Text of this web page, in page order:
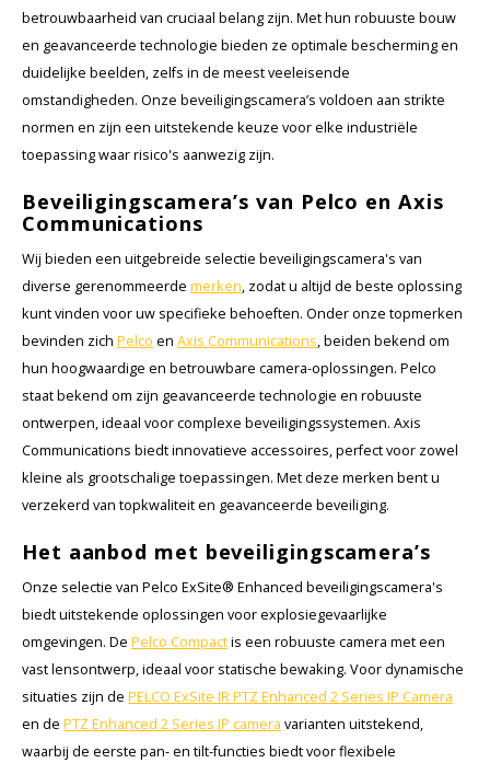
betrouwbaarheid van cruciaal belang zijn. Met hun robuuste bouw
en geavanceerde technologie bieden ze optimale bescherming en
duidelijke beelden, zelfs in de meest veeleisende
omstandigheden. Onze beveiligingscamera’s voldoen aan strikte
normen en zijn een uitstekende keuze voor elke industriële
toepassing waar risico's aanwezig zijn.
Beveiligingscamera’s van Pelco en Axis
Communications
Wij bieden een uitgebreide selectie beveiligingscamera's van
diverse gerenommeerde merken, zodat u altijd de beste oplossing
kunt vinden voor uw specifieke behoeften. Onder onze topmerken
bevinden zich Pelco en Axis Communications, beiden bekend om
hun hoogwaardige en betrouwbare camera-oplossingen. Pelco
staat bekend om zijn geavanceerde technologie en robuuste
ontwerpen, ideaal voor complexe beveiligingssystemen. Axis
Communications biedt innovatieve accessoires, perfect voor zowel
kleine als grootschalige toepassingen. Met deze merken bent u
verzekerd van topkwaliteit en geavanceerde beveiliging.
Het aanbod met beveiligingscamera’s
Onze selectie van Pelco ExSite® Enhanced beveiligingscamera's
biedt uitstekende oplossingen voor explosiegevaarlijke
omgevingen. De Pelco Compactis een robuuste camera met een
vast lensontwerp, ideaal voor statische bewaking. Voor dynamische
situaties zijn de PELCO ExSite IR PTZ Enhanced 2 Series IP Camera
en de PTZ Enhanced 2 Series IP camera varianten uitstekend,
waarbij de eerste pan- en tilt-functies biedt voor flexibele